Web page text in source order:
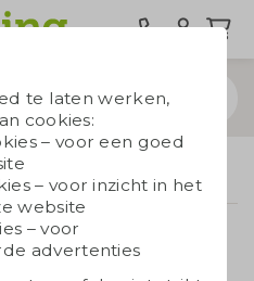
te laten werken,
cookies:
– voor een goed
– voor inzicht in het
website
– voor
advertenties